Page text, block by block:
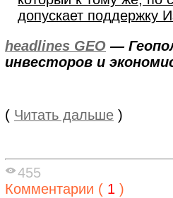
допускает поддержку
headlines GEO —
инвесторов и
( Читать дальше )
455
Комментарии ( 1 )